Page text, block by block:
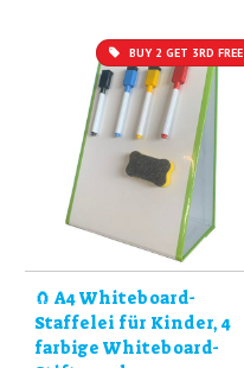
BUY 2 GET 3RD FREE
🧲 A4 Whiteboard-
Staffelei für Kinder, 4
farbige Whiteboard-